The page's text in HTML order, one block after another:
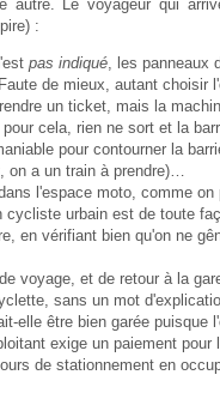
autre. Le voyageur qui
:
pas indiqué, les panneaux
de mieux, autant
un ticket, mais la
pour cela, rien ne sort et la
pour contourner la
on a un train à prendre)…
l'espace moto, comme on
cycliste urbain est de toute
en vérifiant bien qu'on ne
voyage, et de retour à la
sans un mot
elle être bien garée puisque
exige un paiement
de stationnement en